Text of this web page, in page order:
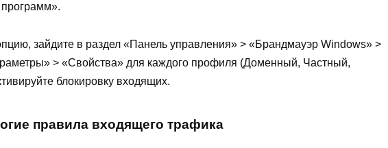
зайдите в раздел «Панель управления» > «Брандмауэр Windows» >
> «Свойства» для каждого профиля (Доменный, Частный,
блокировку входящих.
правила входящего трафика